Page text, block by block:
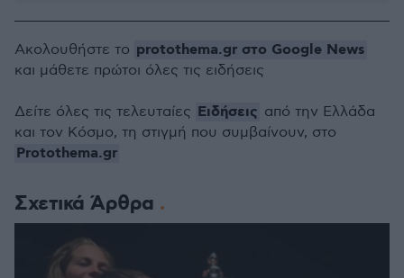
Σχετικά Άρθρα
Ακολουθήστε το protothema.gr στο Google News
και μάθετε πρώτοι όλες τις ειδήσεις
Δείτε όλες τις τελευταίες Ειδήσεις από την Ελλάδα
και τον Κόσμο, τη στιγμή που συμβαίνουν, στο
Protothema.gr